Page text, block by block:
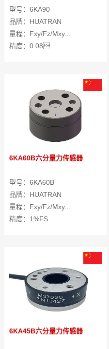
型号：6KA90
品牌：HUATRAN
量程：Fxy/Fz/Mxy...
精度：0.08...
6KA60B六分量力传感器
型号：6KA60B
品牌：HUATRAN
量程：Fxy/Fz/Mxy...
精度：1%FS
6KA45B六分量力传感器